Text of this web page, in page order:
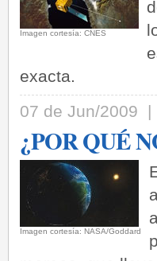
Imagen cortesía: CNES
exacta.
07 de Jun/2009 |
¿POR QUÉ
Imagen cortesía: NASA/Goddard